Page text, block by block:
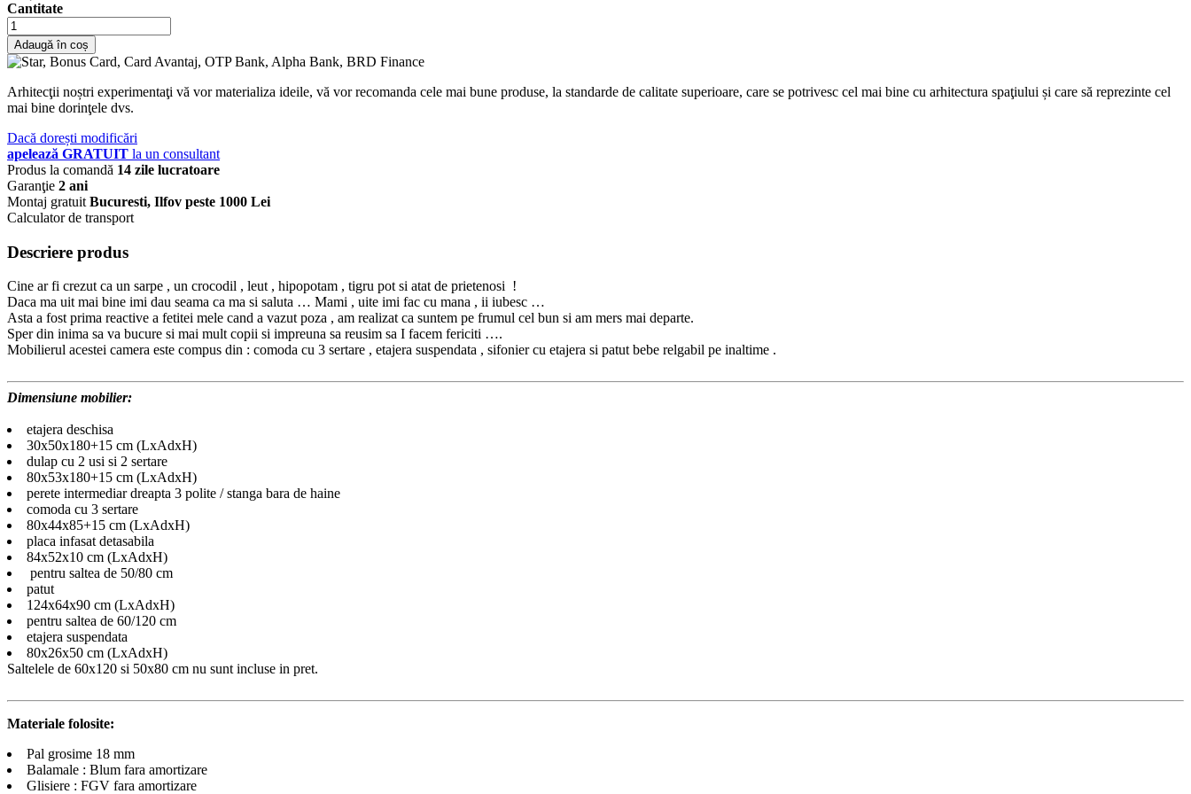
Cantitate
Adaugă în coș
Arhitecţii noștri experimentaţi vă vor materializa ideile, vă vor recomanda cele mai bune produse, la standarde de calitate superioare, care se potrivesc cel mai bine cu arhitectura spaţiului și care să reprezinte cel
mai bine dorinţele dvs.
Dacă dorești modificări
apelează GRATUIT la un consultant
Produs la comandă 14 zile lucratoare
Garanţie 2 ani
Montaj gratuit Bucuresti, Ilfov peste 1000 Lei
Calculator de transport
Descriere produs
Cine ar fi crezut ca un sarpe , un crocodil , leut , hipopotam , tigru pot si atat de prietenosi !
Daca ma uit mai bine imi dau seama ca ma si saluta … Mami , uite imi fac cu mana , ii iubesc …
Asta a fost prima reactive a fetitei mele cand a vazut poza , am realizat ca suntem pe frumul cel bun si am mers mai departe.
Sper din inima sa va bucure si mai mult copii si impreuna sa reusim sa I facem fericiti ….
Mobilierul acestei camera este compus din : comoda cu 3 sertare , etajera suspendata , sifonier cu etajera si patut bebe relgabil pe inaltime .
Dimensiune mobilier:
etajera deschisa
30x50x180+15 cm (LxAdxH)
dulap cu 2 usi si 2 sertare
80x53x180+15 cm (LxAdxH)
perete intermediar dreapta 3 polite / stanga bara de haine
comoda cu 3 sertare
80x44x85+15 cm (LxAdxH)
placa infasat detasabila
84x52x10 cm (LxAdxH)
pentru saltea de 50/80 cm
patut
124x64x90 cm (LxAdxH)
pentru saltea de 60/120 cm
etajera suspendata
80x26x50 cm (LxAdxH)
Saltelele de 60x120 si 50x80 cm nu sunt incluse in pret.
Materiale folosite:
Pal grosime 18 mm
Balamale : Blum fara amortizare
Glisiere : FGV fara amortizare